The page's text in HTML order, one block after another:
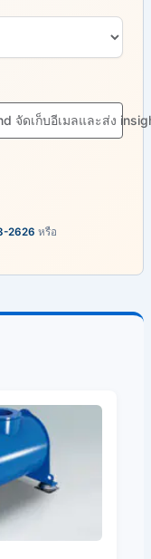
จัดเก็บอีเมลและส่ง
2626 หรือ